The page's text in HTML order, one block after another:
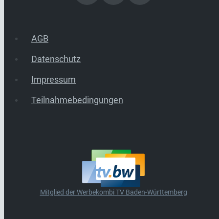
AGB
Datenschutz
Impressum
Teilnahmebedingungen
Mitglied der Werbekombi TV Baden-Württemberg